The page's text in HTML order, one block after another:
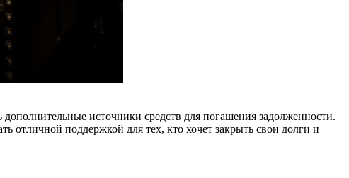
источники средств для погашения задолженности.
поддержкой для тех, кто хочет закрыть свои долги и